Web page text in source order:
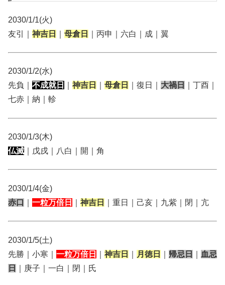
2030/1/1(火)
友引｜ 神吉日 母倉日 ｜丙申｜六白｜成｜翼
2030/1/2(水)
先負｜ 不成就日 神吉日 母倉日 ｜復日｜ 大禍日
｜丁酉｜
七赤｜納｜軫
2030/1/3(木)
仏滅 ｜戊戌｜八白｜開｜角
2030/1/4(金)
赤口
一粒万倍日 神吉日 ｜重日｜己亥｜九紫｜閉｜亢
2030/1/5(土)
先勝｜小寒｜ 一粒万倍日 神吉日 月徳日 帰忌日
血忌
日
｜庚子｜一白｜閉｜氏